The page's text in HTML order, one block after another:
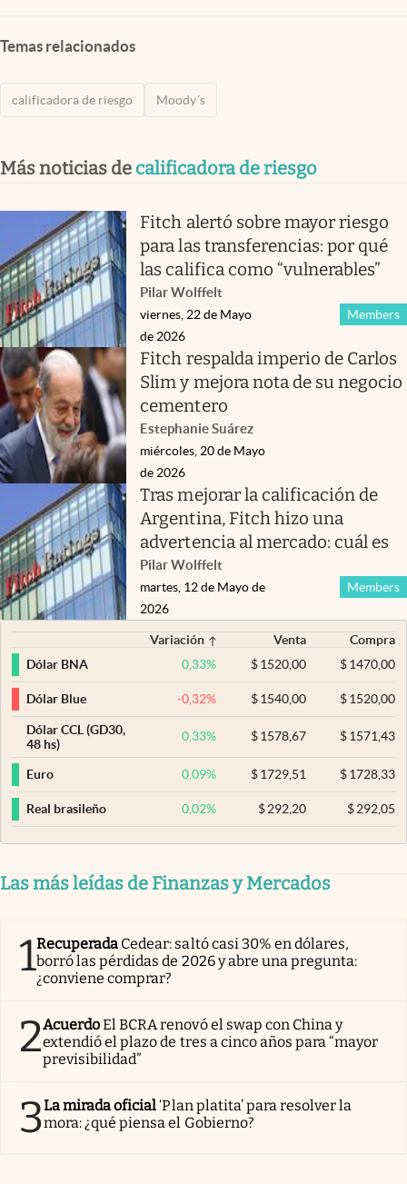
Temas relacionados
calificadora de riesgo Moody´s
Más noticias de calificadora de riesgo
Fitch alertó sobre mayor riesgo
para las transferencias: por qué
las califica como “vulnerables”
Pilar Wolffelt
Members
viernes, 22 de Mayo
de 2026
Fitch respalda imperio de Carlos
Slim y mejora nota de su negocio
cementero
Estephanie Suárez
miércoles, 20 de Mayo
de 2026
Tras mejorar la calificación de
Argentina, Fitch hizo una
advertencia al mercado: cuál es
Pilar Wolffelt
Members
martes, 12 de Mayo de
2026
Variación Venta
Compra
Dólar BNA
0,33% $ 1520,00 $1470,00
Dólar Blue -0,32% $ 1540,00 $1520,00
Dólar CCL (GD30,
48 hs)
0,33% $ 1578,67 $1571,43
Euro 0,09% $ 1729,51 $1728,33
Real brasileño 0,02% $ 292,20 $292,05
Las más leídas de Finanzas y Mercados
1Recuperada Cedear: saltó casi 30% en dólares,
borró las pérdidas de 2026 y abre una pregunta:
¿conviene comprar?
2AcuerdoEl BCRA renovó el swap con China y
extendió el plazo de tres a cinco años para “mayor
previsibilidad”
3La mirada oficial‘Plan platita’ para resolver la
mora: ¿qué piensa el Gobierno?